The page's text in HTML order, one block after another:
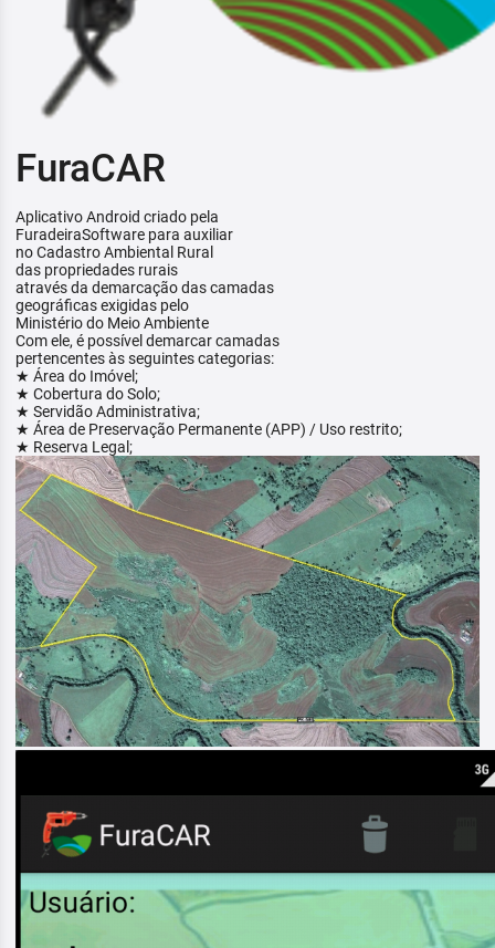
FuraCAR
Aplicativo Android criado pela
FuradeiraSoftware para auxiliar
no Cadastro Ambiental Rural
das propriedades rurais
através da demarcação das camadas
geográficas exigidas pelo
Ministério do Meio Ambiente
Com ele, é possível demarcar camadas
pertencentes às seguintes categorias:
★ Área do Imóvel;
★ Cobertura do Solo;
★ Servidão Administrativa;
★ Área de Preservação Permanente (APP) / Uso restrito;
★ Reserva Legal;